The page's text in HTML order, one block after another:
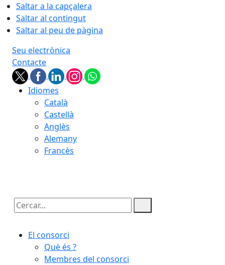
Saltar a la capçalera
Saltar al contingut
Saltar al peu de pàgina
Seu electrònica
Contacte
Idiomes
Català
Castellà
Anglès
Alemany
Francès
Cercar:
El consorci
Què és ?
Membres del consorci